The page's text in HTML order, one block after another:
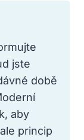
jste
době
aby
princip